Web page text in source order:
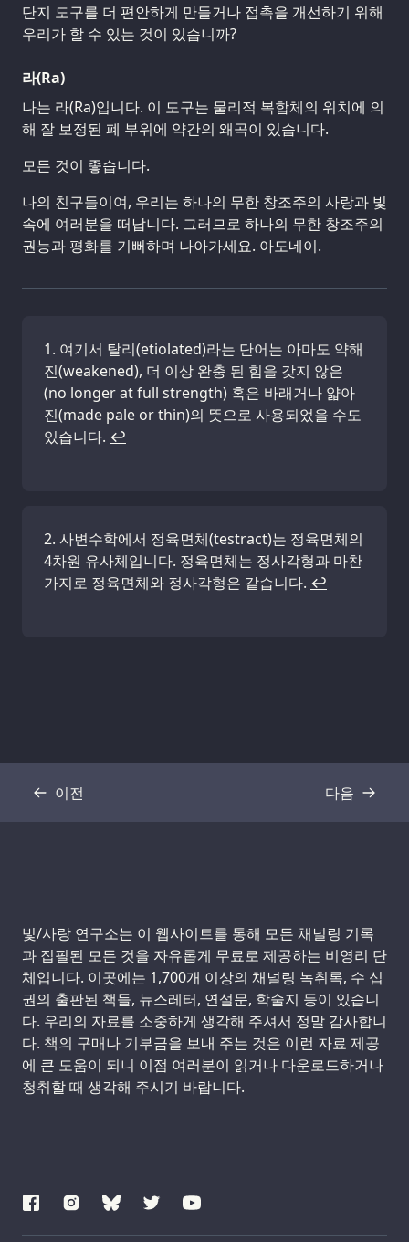
단지 도구를 더 편안하게 만들거나 접촉을 개선하기 위해
우리가 할 수 있는 것이 있습니까?
라(Ra)
나는 라(Ra)입니다. 이 도구는 물리적 복합체의 위치에 의
해 잘 보정된 폐 부위에 약간의 왜곡이 있습니다.
모든 것이 좋습니다.
나의 친구들이여, 우리는 하나의 무한 창조주의 사랑과 빛
속에 여러분을 떠납니다. 그러므로 하나의 무한 창조주의
권능과 평화를 기뻐하며 나아가세요. 아도네이.
여기서 탈리(etiolated)라는 단어는 아마도 약해
진(weakened), 더 이상 완충 된 힘을 갖지 않은
(no longer at full strength) 혹은 바래거나 얇아
진(made pale or thin)의 뜻으로 사용되었을 수도
있습니다. ↩
사변수학에서 정육면체(testract)는 정육면체의
4차원 유사체입니다. 정육면체는 정사각형과 마찬
가지로 정육면체와 정사각형은 같습니다. ↩
이전
기록 다음
기록
Support us:
빛/사랑 연구소는 이 웹사이트를 통해 모든 채널링 기록
과 집필된 모든 것을 자유롭게 무료로 제공하는 비영리 단
체입니다. 이곳에는 1,700개 이상의 채널링 녹취록, 수 십
권의 출판된 책들, 뉴스레터, 연설문, 학술지 등이 있습니
다. 우리의 자료를 소중하게 생각해 주셔서 정말 감사합니
다. 책의 구매나 기부금을 보내 주는 것은 이런 자료 제공
에 큰 도움이 되니 이점 여러분이 읽거나 다운로드하거나
청취할 때 생각해 주시기 바랍니다.